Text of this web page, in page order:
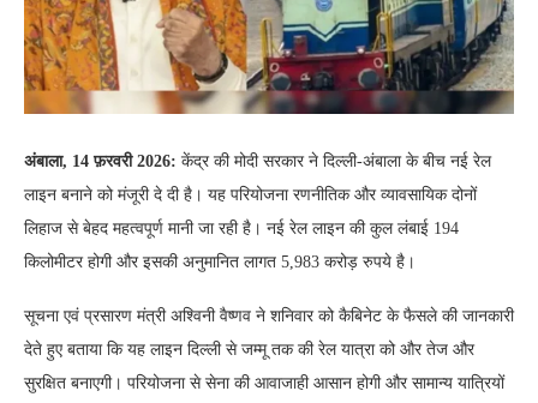
अंबाला, 14 फ़रवरी 2026: केंद्र की मोदी सरकार ने दिल्ली-अंबाला के बीच नई रेल
लाइन बनाने को मंजूरी दे दी है। यह परियोजना रणनीतिक और व्यावसायिक दोनों
लिहाज से बेहद महत्वपूर्ण मानी जा रही है। नई रेल लाइन की कुल लंबाई 194
किलोमीटर होगी और इसकी अनुमानित लागत 5,983 करोड़ रुपये है।
सूचना एवं प्रसारण मंत्री अश्विनी वैष्णव ने शनिवार को कैबिनेट के फैसले की जानकारी
देते हुए बताया कि यह लाइन दिल्ली से जम्मू तक की रेल यात्रा को और तेज और
सुरक्षित बनाएगी। परियोजना से सेना की आवाजाही आसान होगी और सामान्य यात्रियों